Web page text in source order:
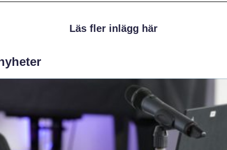
Läs fler inlägg här